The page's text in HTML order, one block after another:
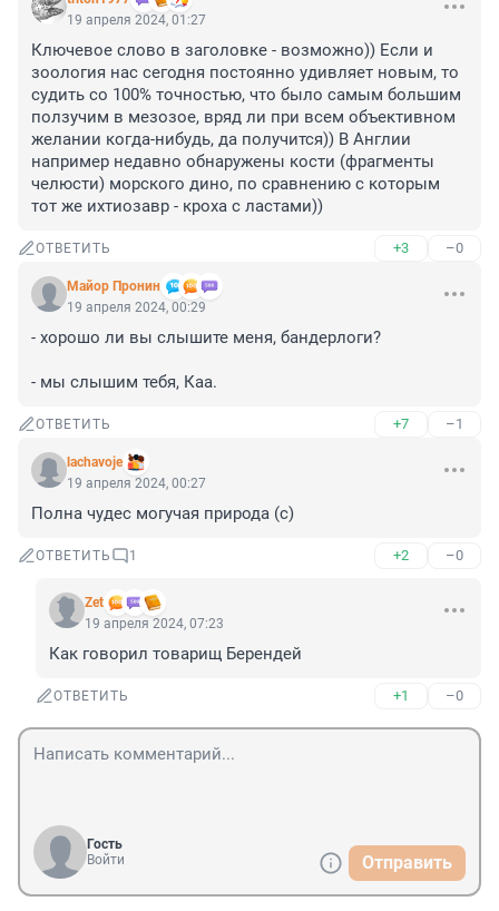
19 апреля 2024, 01:27
Ключевое слово в заголовке - возможно)) Если и
зоология нас сегодня постоянно удивляет новым, то
судить со 100% точностью, что было самым большим
ползучим в мезозое, вряд ли при всем объективном
желании когда-нибудь, да получится)) В Англии
например недавно обнаружены кости (фрагменты
челюсти) морского дино, по сравнению с которым
тот же ихтиозавр - кроха с ластами))
ОТВЕТИТЬ +3 –0
Майор Пронин
19 апреля 2024, 00:29
- хорошо ли вы слышите меня, бандерлоги?
- мы слышим тебя, Каа.
ОТВЕТИТЬ +7 –1
lachavoje
19 апреля 2024, 00:27
Полна чудес могучая природа (с)
ОТВЕТИТЬ 1 +2 –0
Zet
19 апреля 2024, 07:23
Как говорил товарищ Берендей
ОТВЕТИТЬ +1 –0
Гость
Войти
Отправить